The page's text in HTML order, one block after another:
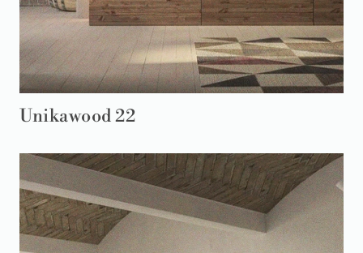
Unikawood 22